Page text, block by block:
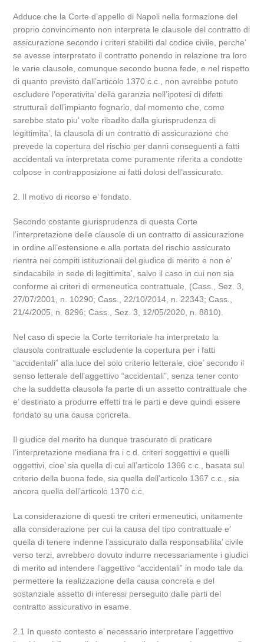
Adduce che la Corte d’appello di Napoli nella formazione del
proprio convincimento non interpreta le clausole del contratto di
assicurazione secondo i criteri stabiliti dal codice civile, perche’
se avesse interpretato il contratto ponendo in relazione tra loro
le varie clausole, comunque secondo buona fede, e nel rispetto
di quanto previsto dall’articolo 1370 c.c., non avrebbe potuto
escludere l’operativita’ della garanzia nell’ipotesi di difetti
strutturali dell’impianto fognario, dal momento che, come
sarebbe stato piu’ volte ribadito dalla giurisprudenza di
legittimita’, la clausola di un contratto di assicurazione che
prevede la copertura del rischio per danni conseguenti a fatti
accidentali va interpretata come puramente riferita a condotte
colpose in contrapposizione ai fatti dolosi dell’assicurato.
2. Il motivo di ricorso e’ fondato.
Secondo costante giurisprudenza di questa Corte
l’interpretazione delle clausole di un contratto di assicurazione
in ordine all’estensione e alla portata del rischio assicurato
rientra nei compiti istituzionali del giudice di merito e non e’
sindacabile in sede di legittimita’, salvo il caso in cui non sia
conforme ai criteri di ermeneutica contrattuale, (Cass., Sez. 3,
27/07/2001, n. 10290; Cass., 22/10/2014, n. 22343; Cass.,
21/4/2005, n. 8296; Cass., Sez. 3, 12/05/2020, n. 8810).
Nel caso di specie la Corte territoriale ha interpretato la
clausola contrattuale escludente la copertura per i fatti
“accidentali” alla luce del solo criterio letterale, cioe’ secondo il
senso letterale dell’aggettivo “accidentali”, senza tener conto
che la suddetta clausola fa parte di un assetto contrattuale che
e’ destinato a produrre effetti tra le parti e deve quindi essere
fondato su una causa concreta.
Il giudice del merito ha dunque trascurato di praticare
l’interpretazione mediana fra i c.d. criteri soggettivi e quelli
oggettivi, cioe’ sia quella di cui all’articolo 1366 c.c., basata sul
criterio della buona fede, sia quella dell’articolo 1367 c.c., sia
ancora quella dell’articolo 1370 c.c.
La considerazione di questi tre criteri ermeneutici, unitamente
alla considerazione per cui la causa del tipo contrattuale e’
quella di tenere indenne l’assicurato dalla responsabilita’ civile
verso terzi, avrebbero dovuto indurre necessariamente i giudici
di merito ad intendere l’aggettivo “accidentali” in modo tale da
permettere la realizzazione della causa concreta e del
sostanziale assetto di interessi perseguito dalle parti del
contratto assicurativo in esame.
2.1 In questo contesto e’ necessario interpretare l’aggettivo